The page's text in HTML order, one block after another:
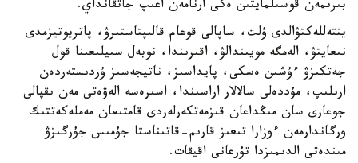
بىرىمەن قوسىلمايتىن ەكى ارنامەن اعىپ جاتقانداي.
ينتەللەكتۋالدى ۇلت، ساپالى قوعام قالىپتاستىرۋ، پاتريوتيزمدى
نىعايتۋ، الەمگە مويىندالۋ، اقىرىندا، نوبەل سىيلىعىنا قول
جەتكىزۋ ءۇشىن ەسكى، پايداسىز، ناتيجەسىز ۇردىستەردەن
ارىلىپ، مۇددەلى سالالار اراسىندا، اسىرەسە الەۋەتى مەن ىقپالى
جوعارى سان مىڭداعان قىزمەتكەرلەردى قامتىعان مەملەكەتتىك
ورگاندارمەن ءوزارا تىعىز قارىم-قاتىناستا جۇمىس جۇرگىزۋ
مىندەتى الدىمىزدا تۇرعانى اقيقات.